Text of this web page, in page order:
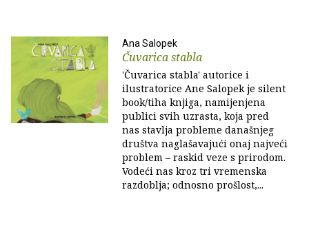
Ana Salopek
Čuvarica stabla
'Čuvarica stabla' autorice i
ilustratorice Ane Salopek je silent
book/tiha knjiga, namijenjena
publici svih uzrasta, koja pred
nas stavlja probleme današnjeg
društva naglašavajući onaj najveći
problem – raskid veze s prirodom.
Vodeći nas kroz tri vremenska
razdoblja; odnosno prošlost,...